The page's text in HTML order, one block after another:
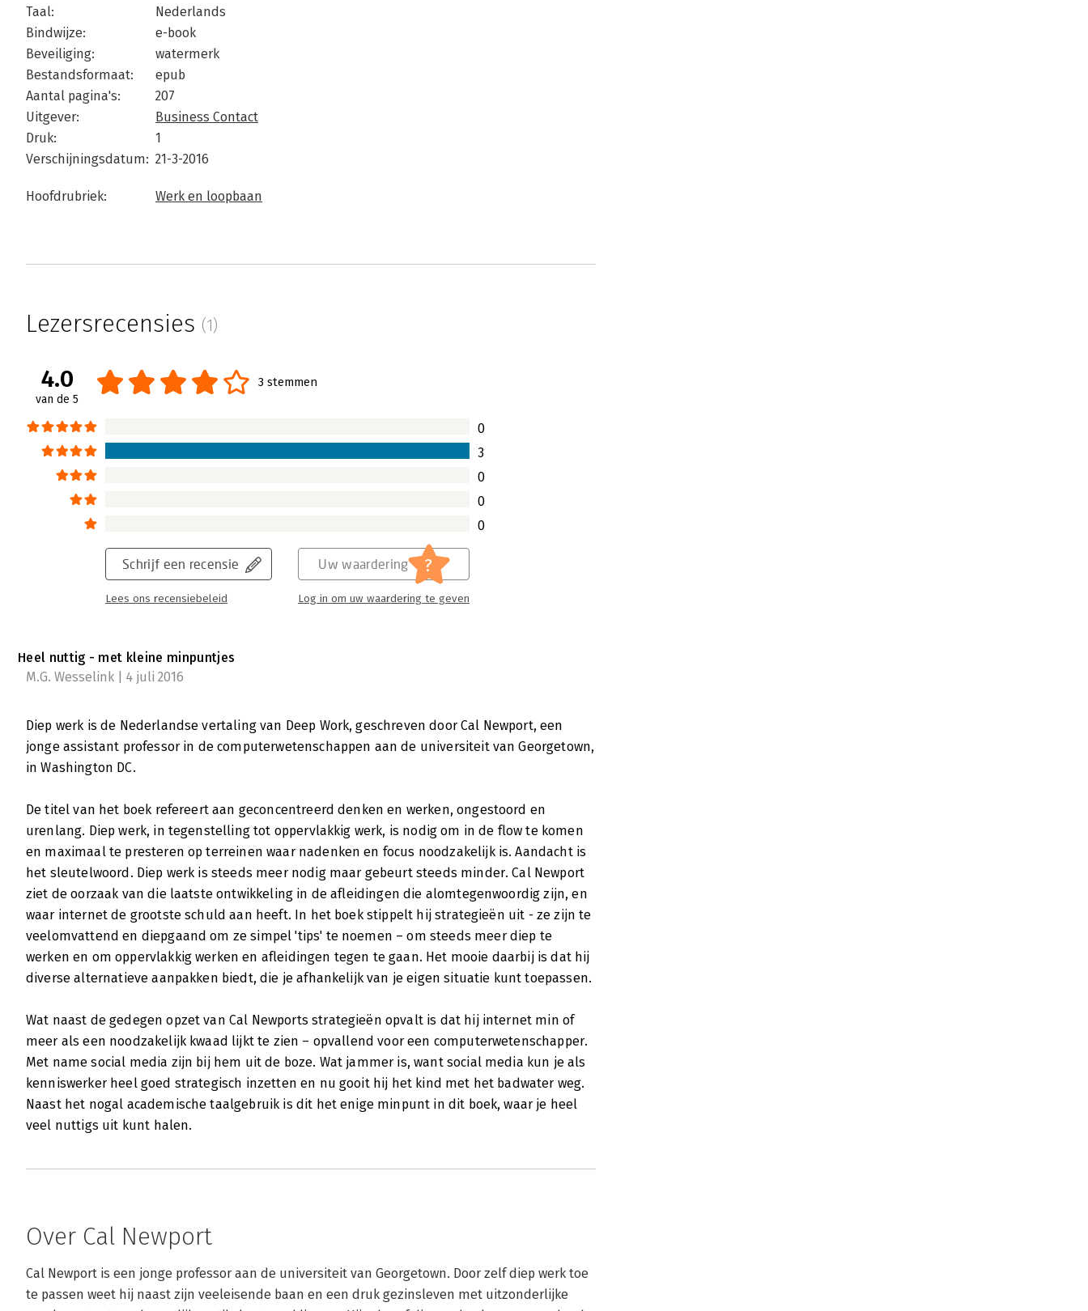
Taal:
Nederlands
Bindwijze:
e-book
Beveiliging:
watermerk
Bestandsformaat:
epub
Aantal pagina's:
207
Uitgever:
Business Contact
Druk:
1
Verschijningsdatum: 21-3-2016
Hoofdrubriek: Werk en loopbaan
Lezersrecensies (1)
4.0
van de 5
3 stemmen
0
3
0
0
0
Schrijf een recensie
Lees ons recensiebeleid
Uw waardering ?
Log in om uw waardering te geven
Heel nuttig - met kleine minpuntjes
M.G. Wesselink | 4 juli 2016
Diep werk is de Nederlandse vertaling van Deep Work, geschreven door Cal Newport, een
jonge assistant professor in de computerwetenschappen aan de universiteit van Georgetown,
in Washington DC.
De titel van het boek refereert aan geconcentreerd denken en werken, ongestoord en
urenlang. Diep werk, in tegenstelling tot oppervlakkig werk, is nodig om in de flow te komen
en maximaal te presteren op terreinen waar nadenken en focus noodzakelijk is. Aandacht is
het sleutelwoord. Diep werk is steeds meer nodig maar gebeurt steeds minder. Cal Newport
ziet de oorzaak van die laatste ontwikkeling in de afleidingen die alomtegenwoordig zijn, en
waar internet de grootste schuld aan heeft. In het boek stippelt hij strategieën uit - ze zijn te
veelomvattend en diepgaand om ze simpel 'tips' te noemen – om steeds meer diep te
werken en om oppervlakkig werken en afleidingen tegen te gaan. Het mooie daarbij is dat hij
diverse alternatieve aanpakken biedt, die je afhankelijk van je eigen situatie kunt toepassen.
Wat naast de gedegen opzet van Cal Newports strategieën opvalt is dat hij internet min of
meer als een noodzakelijk kwaad lijkt te zien – opvallend voor een computerwetenschapper.
Met name social media zijn bij hem uit de boze. Wat jammer is, want social media kun je als
kenniswerker heel goed strategisch inzetten en nu gooit hij het kind met het badwater weg.
Naast het nogal academische taalgebruik is dit het enige minpunt in dit boek, waar je heel
veel nuttigs uit kunt halen.
Over Cal Newport
Cal Newport is een jonge professor aan de universiteit van Georgetown. Door zelf diep werk toe
te passen weet hij naast zijn veeleisende baan en een druk gezinsleven met uitzonderlijke